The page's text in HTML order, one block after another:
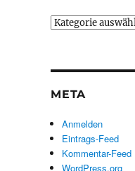
Beiträge
META
Anmelden
Eintrags-Feed
Kommentar-Feed
WordPress.org